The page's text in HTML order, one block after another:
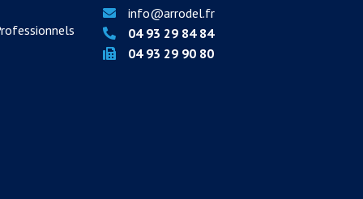
info@arrodel.fr
04 93 29 84 84
04 93 29 90 80